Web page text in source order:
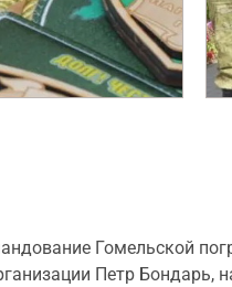
Гомельской
Петр